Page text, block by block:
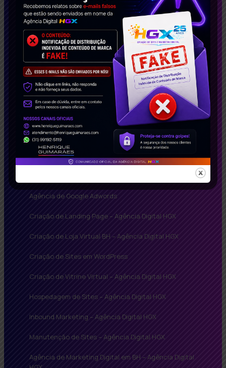
caso gratuito e descubra como podemos
transformar seu negócio!
Conecte-se Conosco!
Soluções Inteligentes
Agência de Google Adwords
Criação de Landing Page – Agência Digital HGX
Criação de Loja Virtual BH – Agência Digital HGX
Criação de Sites em WordPress
Criação de Vitrine Virtual – Agência Digital HGX
Hospedagem de Sites – Agência Digital HGX
Inbound Marketing – Agência Digital HGX
Manutenção de Sites – Agência Digital HGX
Agência de Marketing Digital em BH – Agência Digital